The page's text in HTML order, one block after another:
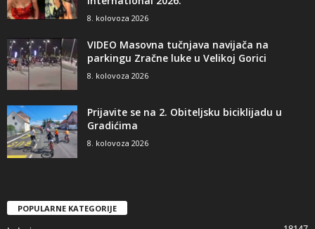
8. kolovoza 2026
VIDEO Masovna tučnjava navijača na
parkingu Zračne luke u Velikoj Gorici
8. kolovoza 2026
Prijavite se na 2. Obiteljsku biciklijadu u
Gradićima
8. kolovoza 2026
POPULARNE KATEGORIJE